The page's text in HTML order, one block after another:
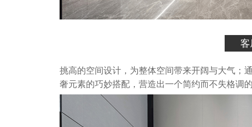
挑高的空间设计，为整体空间带来开阔与大气；
奢元素的巧妙搭配，营造出一个简约而不失格调的